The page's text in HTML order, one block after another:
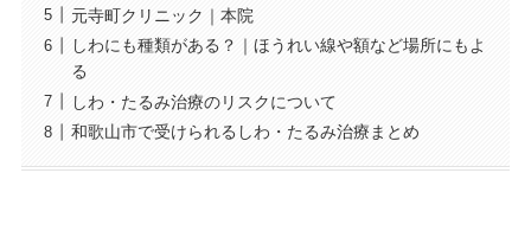
元寺町クリニック｜本院
しわにも種類がある？｜ほうれい線や額など場所にもよ
る
しわ・たるみ治療のリスクについて
和歌山市で受けられるしわ・たるみ治療まとめ